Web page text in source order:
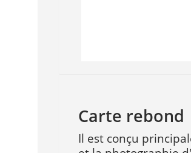
Carte rebond
Il est conçu